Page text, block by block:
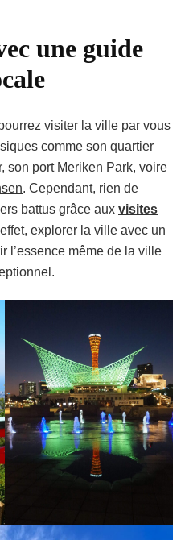
une guide
visiter la ville par vous
comme son quartier
son port Meriken Park, voire
. Cependant, rien de
battus grâce aux visites
explorer la ville avec un
l’essence même de la ville